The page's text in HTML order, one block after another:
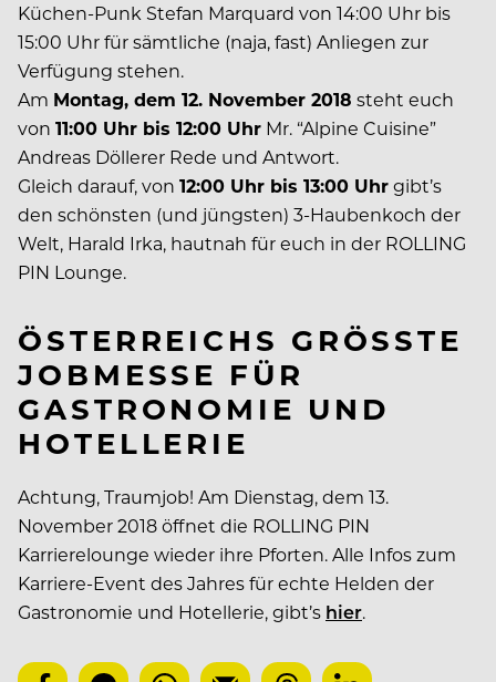
Küchen-Punk Stefan Marquard von 14:00 Uhr bis
15:00 Uhr für sämtliche (naja, fast) Anliegen zur
Verfügung stehen.
Am Montag, dem 12. November 2018 steht euch
von 11:00 Uhr bis 12:00 Uhr Mr. “Alpine Cuisine”
Andreas Döllerer Rede und Antwort.
Gleich darauf, von 12:00 Uhr bis 13:00 Uhrgibt’s
den schönsten (und jüngsten) 3-Haubenkoch der
Welt, Harald Irka, hautnah für euch in der ROLLING
PIN Lounge.
ÖSTERREICHS GRÖSSTE
JOBMESSE FÜR
GASTRONOMIE UND
HOTELLERIE
Achtung, Traumjob! Am Dienstag, dem 13.
November 2018 öffnet die ROLLING PIN
Karrierelounge wieder ihre Pforten. Alle Infos zum
Karriere-Event des Jahres für echte Helden der
Gastronomie und Hotellerie, gibt’s hier.